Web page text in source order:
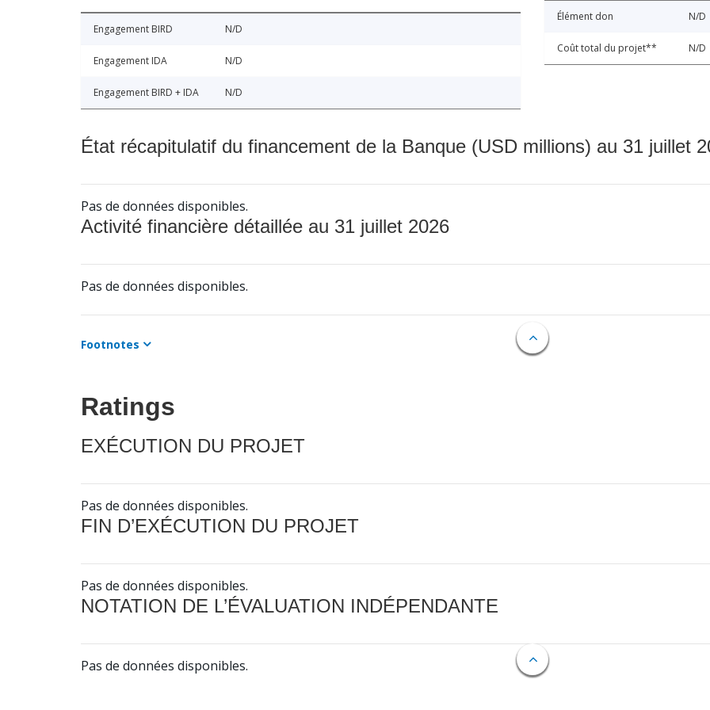
Engagement BIRD N/D
Engagement IDA N/D
Engagement BIRD + IDA N/D
Élément don N/D
Coût total du projet** N/D
État récapitulatif du financement de la Banque (USD millions) au 31 juillet
Pas de données disponibles.
Activité financière détaillée au 31 juillet 2026
Pas de données disponibles.
Footnotes
Ratings
EXÉCUTION DU PROJET
Pas de données disponibles.
FIN D’EXÉCUTION DU PROJET
Pas de données disponibles.
NOTATION DE L’ÉVALUATION INDÉPENDANTE
Pas de données disponibles.